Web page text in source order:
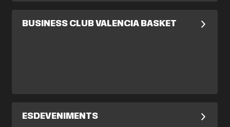
BUSINESS CLUB VALENCIA BASKET
ESDEVENIMENTS